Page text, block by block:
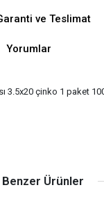
ve Teslimat
Yorumlar
3.5x20 çinko 1 paket
Benzer Ürünler